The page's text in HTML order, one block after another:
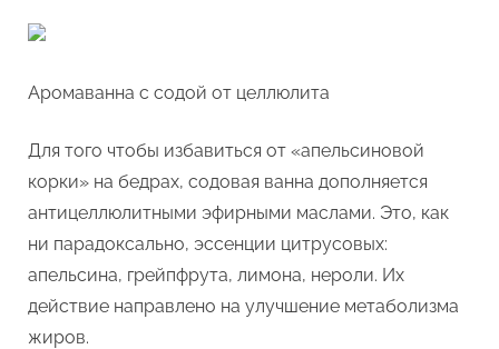
Аромаванна с содой от целлюлита
Для того чтобы избавиться от «апельсиновой
корки» на бедрах, содовая ванна дополняется
антицеллюлитными эфирными маслами. Это, как
ни парадоксально, эссенции цитрусовых:
апельсина, грейпфрута, лимона, нероли. Их
действие направлено на улучшение метаболизма
жиров.